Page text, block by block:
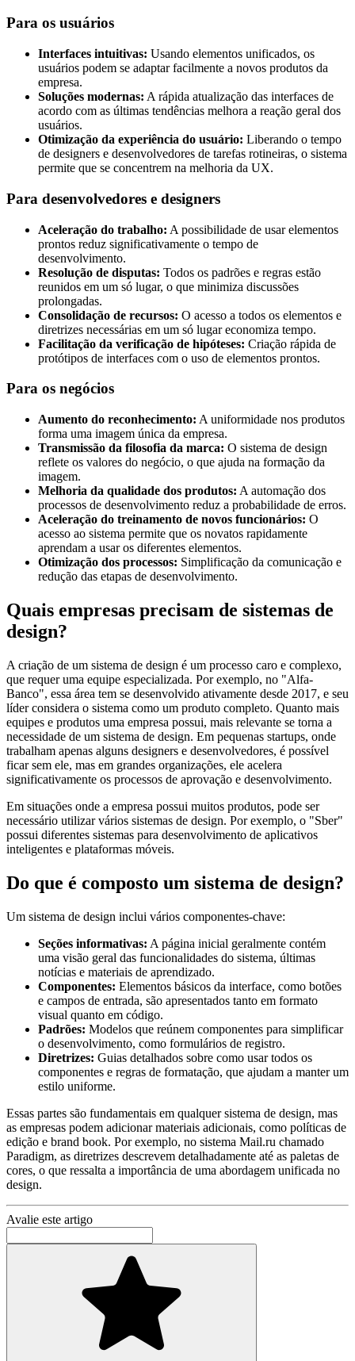
Para os usuários
Interfaces intuitivas: Usando elementos unificados, os
usuários podem se adaptar facilmente a novos produtos da
empresa.
Soluções modernas: A rápida atualização das interfaces de
acordo com as últimas tendências melhora a reação geral dos
usuários.
Otimização da experiência do usuário: Liberando o tempo
de designers e desenvolvedores de tarefas rotineiras, o sistema
permite que se concentrem na melhoria da UX.
Para desenvolvedores e designers
Aceleração do trabalho: A possibilidade de usar elementos
prontos reduz significativamente o tempo de
desenvolvimento.
Resolução de disputas: Todos os padrões e regras estão
reunidos em um só lugar, o que minimiza discussões
prolongadas.
Consolidação de recursos: O acesso a todos os elementos e
diretrizes necessárias em um só lugar economiza tempo.
Facilitação da verificação de hipóteses: Criação rápida de
protótipos de interfaces com o uso de elementos prontos.
Para os negócios
Aumento do reconhecimento: A uniformidade nos produtos
forma uma imagem única da empresa.
Transmissão da filosofia da marca: O sistema de design
reflete os valores do negócio, o que ajuda na formação da
imagem.
Melhoria da qualidade dos produtos: A automação dos
processos de desenvolvimento reduz a probabilidade de erros.
Aceleração do treinamento de novos funcionários: O
acesso ao sistema permite que os novatos rapidamente
aprendam a usar os diferentes elementos.
Otimização dos processos: Simplificação da comunicação e
redução das etapas de desenvolvimento.
Quais empresas precisam de sistemas de
design?
A criação de um sistema de design é um processo caro e complexo,
que requer uma equipe especializada. Por exemplo, no "Alfa-
Banco", essa área tem se desenvolvido ativamente desde 2017, e seu
líder considera o sistema como um produto completo. Quanto mais
equipes e produtos uma empresa possui, mais relevante se torna a
necessidade de um sistema de design. Em pequenas startups, onde
trabalham apenas alguns designers e desenvolvedores, é possível
ficar sem ele, mas em grandes organizações, ele acelera
significativamente os processos de aprovação e desenvolvimento.
Em situações onde a empresa possui muitos produtos, pode ser
necessário utilizar vários sistemas de design. Por exemplo, o "Sber"
possui diferentes sistemas para desenvolvimento de aplicativos
inteligentes e plataformas móveis.
Do que é composto um sistema de design?
Um sistema de design inclui vários componentes-chave:
Seções informativas: A página inicial geralmente contém
uma visão geral das funcionalidades do sistema, últimas
notícias e materiais de aprendizado.
Componentes: Elementos básicos da interface, como botões
e campos de entrada, são apresentados tanto em formato
visual quanto em código.
Padrões: Modelos que reúnem componentes para simplificar
o desenvolvimento, como formulários de registro.
Diretrizes: Guias detalhados sobre como usar todos os
componentes e regras de formatação, que ajudam a manter um
estilo uniforme.
Essas partes são fundamentais em qualquer sistema de design, mas
as empresas podem adicionar materiais adicionais, como políticas de
edição e brand book. Por exemplo, no sistema Mail.ru chamado
Paradigm, as diretrizes descrevem detalhadamente até as paletas de
cores, o que ressalta a importância de uma abordagem unificada no
design.
Avalie este artigo